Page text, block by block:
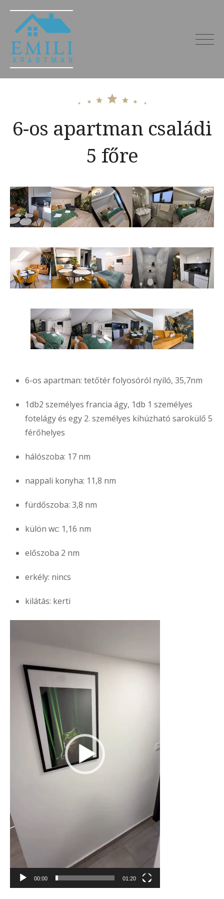
content
6-os apartman családi
5 főre
6-os apartman: tetőtér folyosóról nyíló, 35,7nm
1db2 személyes francia ágy, 1db 1 személyes
fotelágy és egy 2. személyes kihúzható sarokülő 5
férőhelyes
hálószoba: 17 nm
nappali konyha: 11,8 nm
fürdőszoba: 3,8 nm
külön wc: 1,16 nm
előszoba 2 nm
erkély: nincs
kilátás: kerti
00:00 01:20